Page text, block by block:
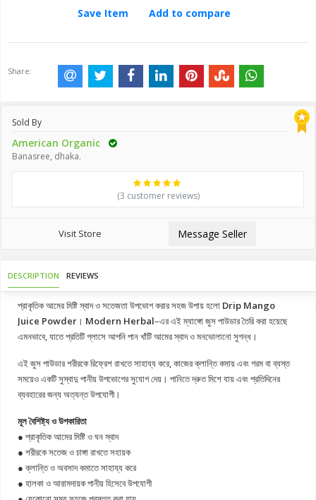
Save Item Add to compare
Share:
Sold By
American Organic
Banasree, dhaka.
(3 customer reviews)
Visit Store Message Seller
DESCRIPTION REVIEWS
প্রাকৃতিক আমের মিষ্টি স্বাদ ও সতেজতা উপভোগ করার সহজ উপায় হলো Drip Mango
Juice Powder । Modern Herbal–এর এই ম্যাঙ্গো জুস পাউডার তৈরি করা হয়েছে
এমনভাবে, যাতে প্রতিটি গ্লাসে আপনি পান খাঁটি আমের স্বাদ ও মনভোলানো সুগন্ধ।
এই জুস পাউডার শরীরকে রিফ্রেশ রাখতে সাহায্য করে, কাজের ক্লান্তি কমায় এবং গরম বা ব্যস্ত
সময়েও একটি সুস্বাদু পানীয় উপভোগের সুযোগ দেয়। পানিতে দ্রুত মিশে যায় এবং প্রতিদিনের
ব্যবহারের জন্য অত্যন্ত উপযোগী।
মূল বৈশিষ্ট্য ও উপকারিতা
● প্রাকৃতিক আমের মিষ্টি ও ঘন স্বাদ
● শরীরকে সতেজ ও চাঙ্গা রাখতে সহায়ক
● ক্লান্তি ও অবসাদ কমাতে সাহায্য করে
● হালকা ও আরামদায়ক পানীয় হিসেবে উপযোগী